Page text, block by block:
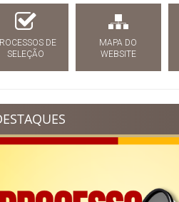
DE
SELEÇÃO
MAPA DO
WEBSITE